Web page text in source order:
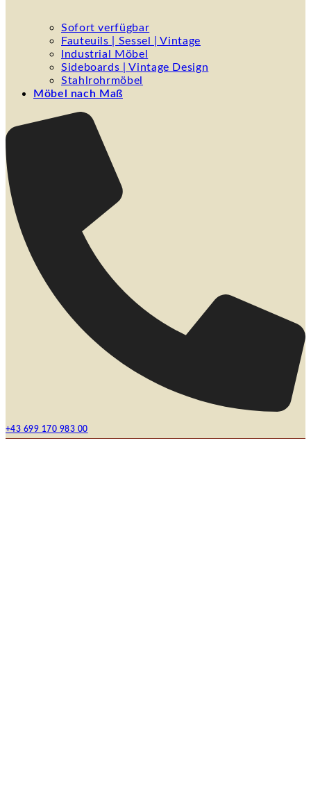
Sofort verfügbar
Fauteuils | Sessel | Vintage
Industrial Möbel
Sideboards | Vintage Design
Stahlrohrmöbel
Möbel nach Maß
+43 699 170 983 00